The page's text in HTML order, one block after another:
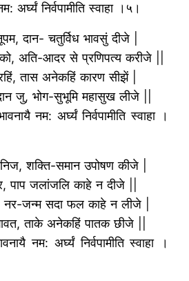
निर्वपामीति स्वाहा ।५।
दान- चतुर्विध भावसुं दीजे |
अति-आदर से प्रणिपत्य करीजे ||
तास अनेकहिं कारण सीझें |
जु, भोग-सुभूमि महासुख लीजे ||
नम: अर्घ्यं निर्वपामीति स्वाहा ।
शक्ति-समान उपोषण कीजे |
पाप जलांजलि काहे न दीजे ||
नर-जन्म सदा फल काहे न लीजे |
ताके अनेकहिं पातक छीजे ||
नम: अर्घ्यं निर्वपामीति स्वाहा ।